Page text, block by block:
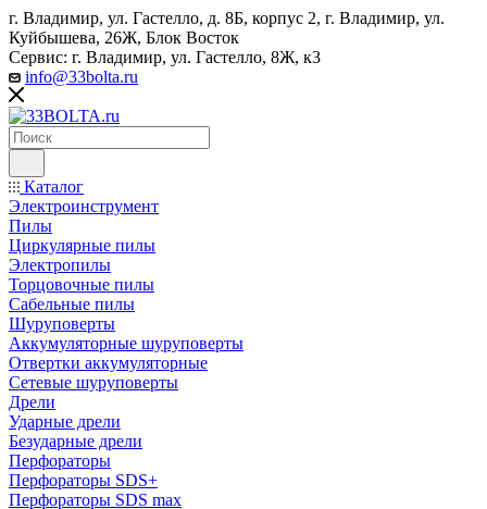
г. Владимир, ул. Гастелло, д. 8Б, корпус 2, г. Владимир, ул. ​
Куйбышева, 26Ж, Блок Восток
Сервис: г. Владимир, ул. Гастелло, 8Ж, к3
info@33bolta.ru
Каталог
Электроинструмент
Пилы
Циркулярные пилы
Электропилы
Торцовочные пилы
Сабельные пилы
Шуруповерты
Аккумуляторные шуруповерты
Отвертки аккумуляторные
Сетевые шуруповерты
Дрели
Ударные дрели
Безударные дрели
Перфораторы
Перфораторы SDS+
Перфораторы SDS max